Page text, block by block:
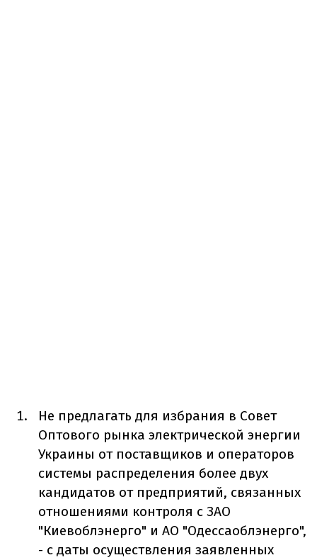
Не предлагать для избрания в Совет
Оптового рынка электрической энергии
Украины от поставщиков и операторов
системы распределения более двух
кандидатов от предприятий, связанных
отношениями контроля с ЗАО
"Киевоблэнерго" и АО "Одессаоблэнерго",
- с даты осуществления заявленных